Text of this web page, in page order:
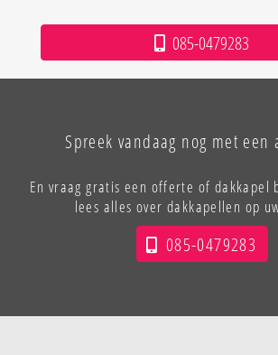
085-0479283
Spreek vandaag nog met een
En vraag gratis een offerte of dakkapel
lees alles over dakkapellen op
085-0479283